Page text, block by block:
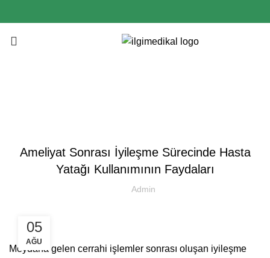
Ameliyat Sonrası İyileşme Sürecinde Hasta
Yatağı Kullanımının Faydaları
Admin
05
AĞU
Meydana gelen cerrahi işlemler sonrası oluşan iyileşme